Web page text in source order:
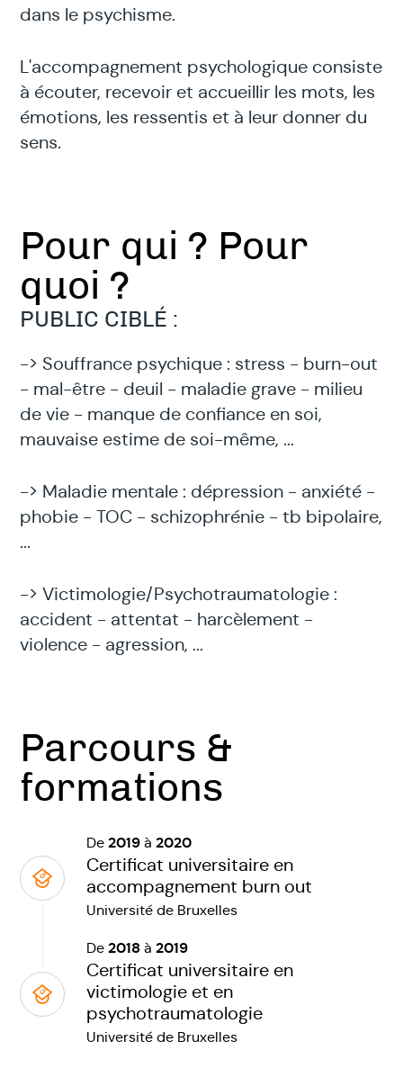
dans le psychisme.
L'accompagnement psychologique consiste
à écouter, recevoir et accueillir les mots, les
émotions, les ressentis et à leur donner du
sens.
Pour qui ? Pour
quoi ?
PUBLIC CIBLÉ :
-> Souffrance psychique : stress - burn-out
- mal-être - deuil - maladie grave - milieu
de vie - manque de confiance en soi,
mauvaise estime de soi-même, ...
-> Maladie mentale : dépression - anxiété -
phobie - TOC - schizophrénie - tb bipolaire,
...
-> Victimologie/Psychotraumatologie :
accident - attentat - harcèlement -
violence - agression, ...
Parcours &
formations
De2019 à2020
Certificat universitaire en
accompagnement burn out
Université de Bruxelles
De2018 à2019
Certificat universitaire en
victimologie et en
psychotraumatologie
Université de Bruxelles